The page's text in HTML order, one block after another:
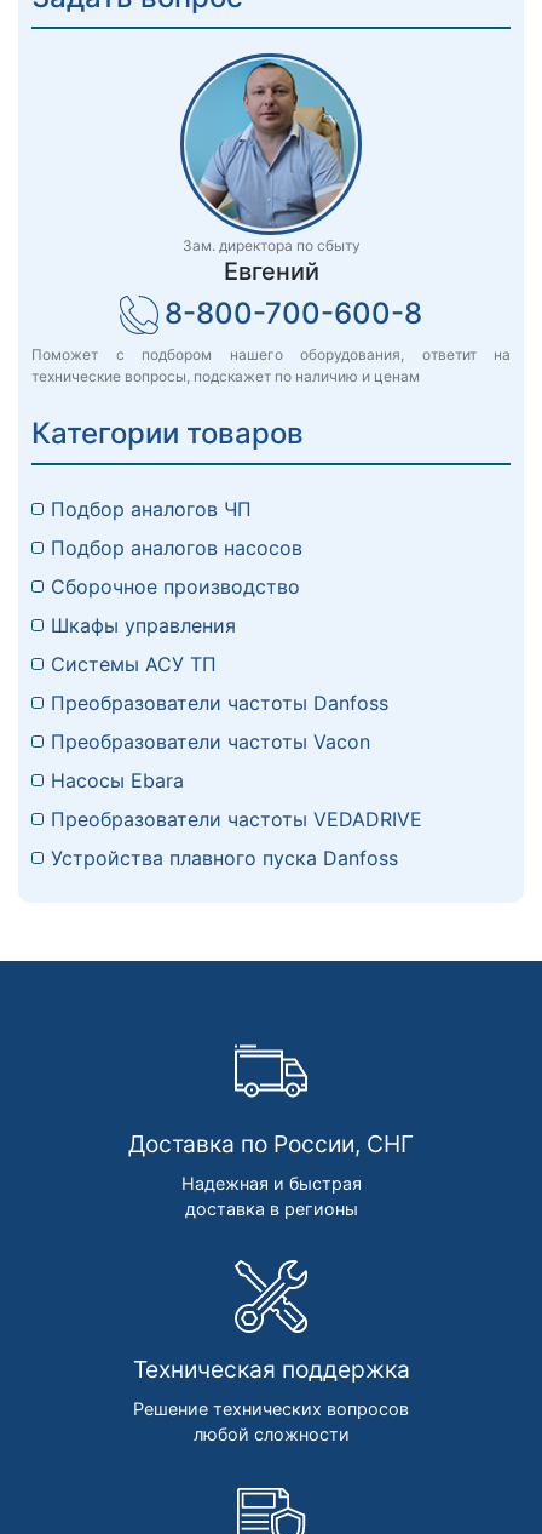
Зам. директора по сбыту
Евгений
8-800-700-600-8
Поможет с подбором нашего оборудования, ответит на
технические вопросы, подскажет по наличию и ценам
Категории товаров
Подбор аналогов ЧП
Подбор аналогов насосов
Сборочное производство
Шкафы управления
Системы АСУ ТП
Преобразователи частоты Danfoss
Преобразователи частоты Vacon
Насосы Ebara
Преобразователи частоты VEDADRIVE
Устройства плавного пуска Danfoss
Доставка по России, СНГ
Надежная и быстрая
доставка в регионы
Техническая поддержка
Решение технических вопросов
любой сложности